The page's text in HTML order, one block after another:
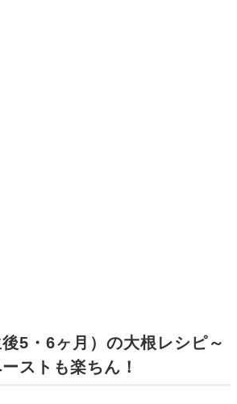
5・6ヶ月）の大根レシピ～
ストも楽ちん！